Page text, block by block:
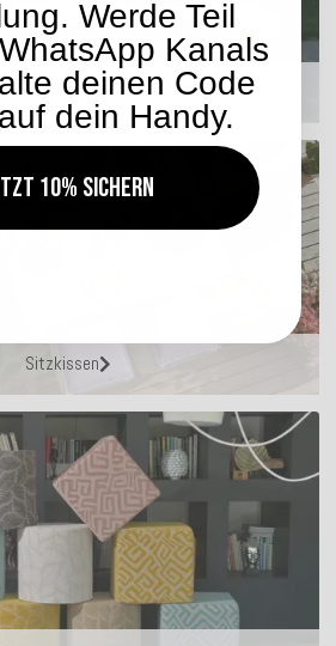
Outdoor Kissen
Sitzkissen
Werde Teil
Kanals
deinen Code
dein Handy.
10% sichern